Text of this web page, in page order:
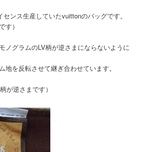
ンス生産していたvuittonのバッグです。
す）
ノグラムのLV柄が逆さまにならないように
地を反転させて継ぎ合わせています。
が逆さまです）